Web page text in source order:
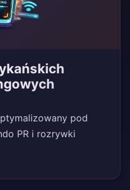
pod
PR i rozrywki